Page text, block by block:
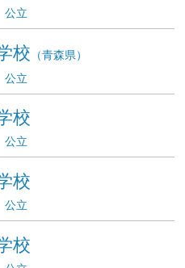
公立
校 （青森県）
公立
校
公立
校
公立
校